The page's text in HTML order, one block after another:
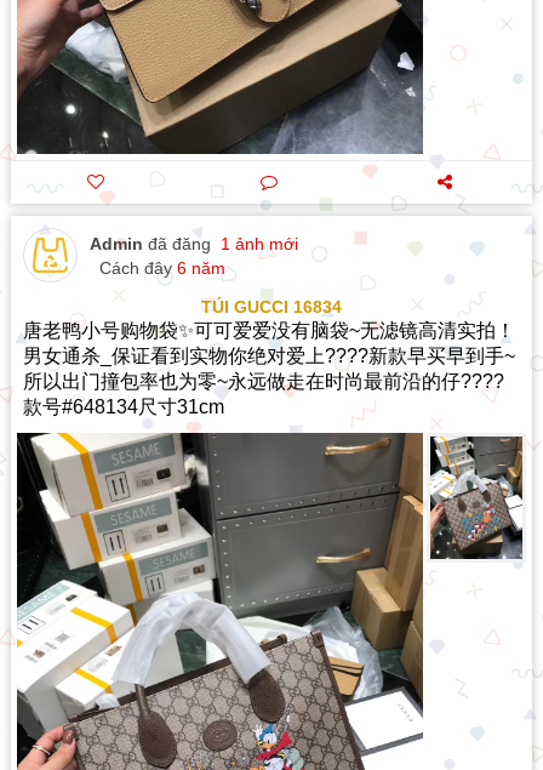
Admin đã đăng 1 ảnh mới
Cách đây 6 năm
TÚI GUCCI 16834
唐老鸭小号购物袋✨可可爱爱没有脑袋~无滤镜高清实拍！
男女通杀_保证看到实物你绝对爱上????新款早买早到手~
所以出门撞包率也为零~永远做走在时尚最前沿的仔????
款号#648134尺寸31cm